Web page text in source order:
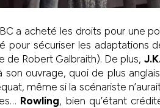
a acheté les droits pour une
sécuriser les adaptations
de Robert Galbraith). De plus,
ouvrage, quoi de plus
même si la scénariste
Rowling, bien qu’étant